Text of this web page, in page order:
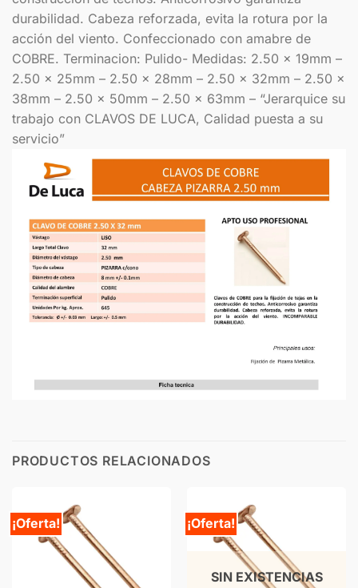
durabilidad. Cabeza reforzada, evita la rotura por la
acción del viento. Confeccionado con amabre de
COBRE. Terminacion: Pulido- Medidas: 2.50 x 19mm –
2.50 x 25mm – 2.50 x 28mm – 2.50 x 32mm – 2.50 x
38mm – 2.50 x 50mm – 2.50 x 63mm – “Jerarquice su
trabajo con CLAVOS DE LUCA, Calidad puesta a su
servicio”
PRODUCTOS RELACIONADOS
¡Oferta! ¡Oferta!
SIN EXISTENCIAS